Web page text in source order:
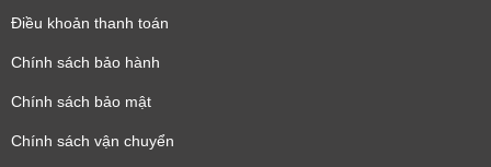
Điều khoản thanh toán
Chính sách bảo hành
Chính sách bảo mật
Chính sách vận chuyển